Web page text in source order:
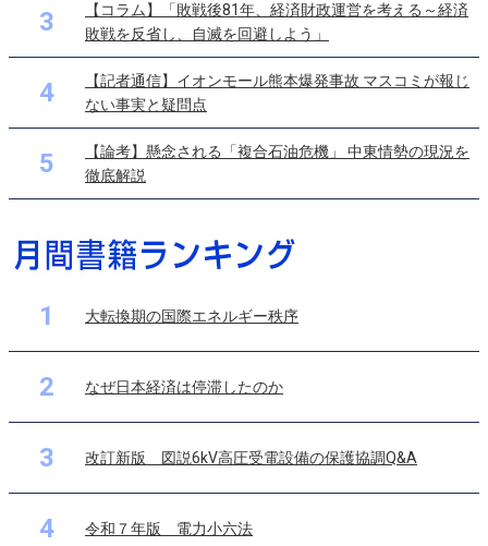
3
【コラム】「敗戦後81年、経済財政運営を考える～経済
敗戦を反省し、自滅を回避しよう」
4
【記者通信】イオンモール熊本爆発事故 マスコミが報じ
ない事実と疑問点
5
【論考】懸念される「複合石油危機」 中東情勢の現況を
徹底解説
1 大転換期の国際エネルギー秩序
2 なぜ日本経済は停滞したのか
3 改訂新版 図説6kV高圧受電設備の保護協調Q&A
4 令和７年版 電力小六法